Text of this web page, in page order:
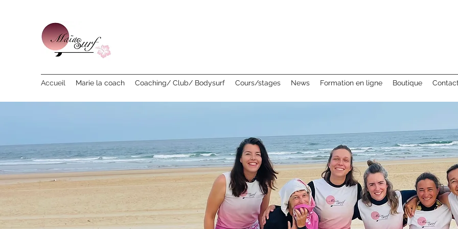
Accueil Marie la coach Coaching/ Club/ Bodysurf Cours/stages News Formation en ligne Boutique